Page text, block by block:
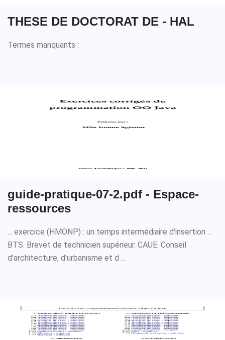
THESE DE DOCTORAT DE - HAL
Termes manquants :
guide-pratique-07-2.pdf - Espace-
ressources
... exercice (HMONP) : un temps intermédiaire d'insertion ...
BTS. Brevet de technicien supérieur. CAUE. Conseil
d'architecture, d'urbanisme et d ...